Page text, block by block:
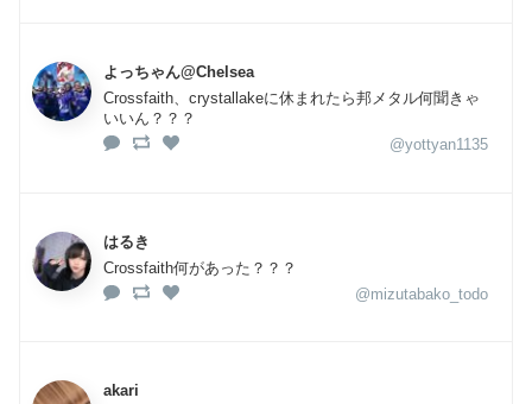
よっちゃん@Chelsea
Crossfaith、crystallakeに休まれたら邦メタル何聞きゃ
いいん？？？
@yottyan1135
はるき
Crossfaith何があった？？？
@mizutabako_todo
akari